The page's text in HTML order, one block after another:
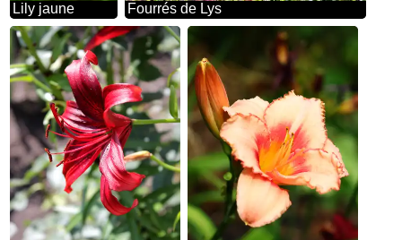
Lily jaune Fourrés de Lys